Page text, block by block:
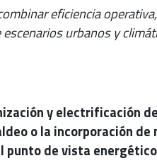
eficiencia operativa,
urbanos y
y electrificación
o la incorporación de
punto de vista